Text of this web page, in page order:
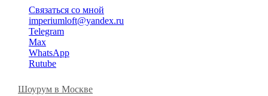
Связаться со мной
imperiumloft@yandex.ru
Telegram
Max
WhatsApp
Rutube
Шоурум в Москве